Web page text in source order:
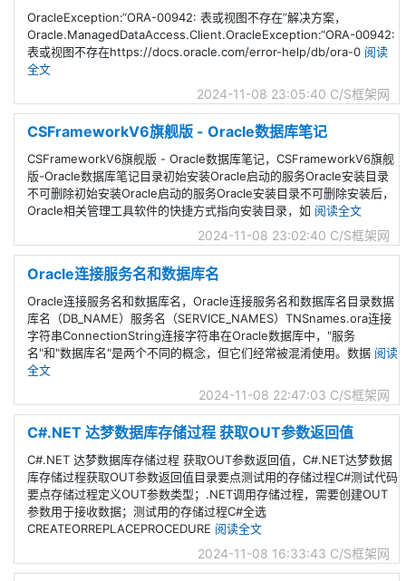
OracleException:“ORA-00942: 表或视图不存在”解决方案，
Oracle.ManagedDataAccess.Client.OracleException:“ORA-00942:
表或视图不存在https://docs.oracle.com/error-help/db/ora-0 阅读
全文
2024-11-08 23:05:40 C/S框架网
CSFrameworkV6旗舰版 - Oracle数据库笔记
CSFrameworkV6旗舰版 - Oracle数据库笔记，CSFrameworkV6旗舰
版-Oracle数据库笔记目录初始安装Oracle启动的服务Oracle安装目录
不可删除初始安装Oracle启动的服务Oracle安装目录不可删除安装后，
Oracle相关管理工具软件的快捷方式指向安装目录，如 阅读全文
2024-11-08 23:02:40 C/S框架网
Oracle连接服务名和数据库名
Oracle连接服务名和数据库名，Oracle连接服务名和数据库名目录数据
库名（DB_NAME）服务名（SERVICE_NAMES）TNSnames.ora连接
字符串ConnectionString连接字符串在Oracle数据库中，"服务
名"和"数据库名"是两个不同的概念，但它们经常被混淆使用。数据 阅读
全文
2024-11-08 22:47:03 C/S框架网
C#.NET 达梦数据库存储过程 获取OUT参数返回值
C#.NET 达梦数据库存储过程 获取OUT参数返回值，C#.NET达梦数据
库存储过程获取OUT参数返回值目录要点测试用的存储过程C#测试代码
要点存储过程定义OUT参数类型；.NET调用存储过程，需要创建OUT
参数用于接收数据；测试用的存储过程C#全选
CREATEORREPLACEPROCEDURE 阅读全文
2024-11-08 16:33:43 C/S框架网